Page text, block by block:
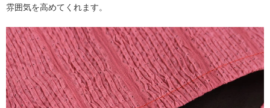
雰囲気を高めてくれます。